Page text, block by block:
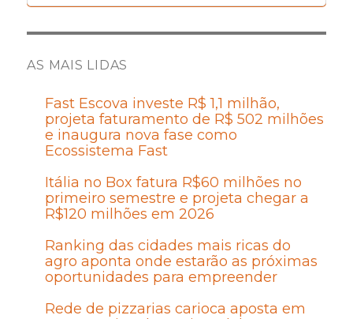
AS MAIS LIDAS
Fast Escova investe R$ 1,1 milhão,
projeta faturamento de R$ 502 milhões
e inaugura nova fase como
Ecossistema Fast
Itália no Box fatura R$60 milhões no
primeiro semestre e projeta chegar a
R$120 milhões em 2026
Ranking das cidades mais ricas do
agro aponta onde estarão as próximas
oportunidades para empreender
Rede de pizzarias carioca aposta em